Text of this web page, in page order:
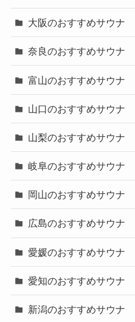
大阪のおすすめサウナ
奈良のおすすめサウナ
富山のおすすめサウナ
山口のおすすめサウナ
山梨のおすすめサウナ
岐阜のおすすめサウナ
岡山のおすすめサウナ
広島のおすすめサウナ
愛媛のおすすめサウナ
愛知のおすすめサウナ
新潟のおすすめサウナ